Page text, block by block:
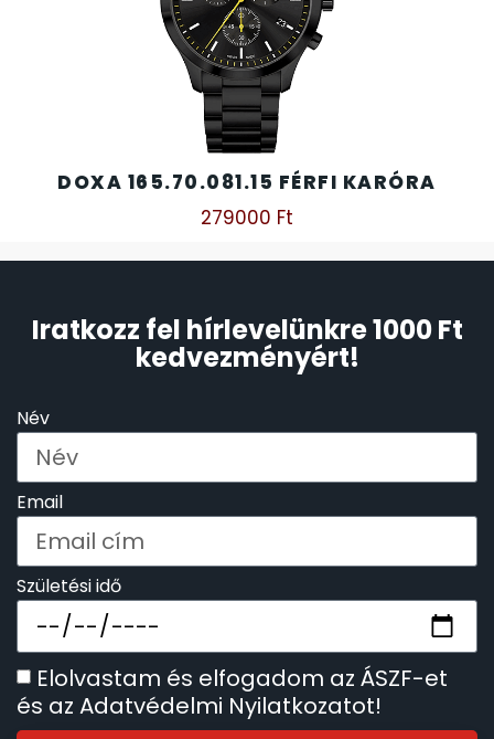
DOXA 165.70.081.15 FÉRFI KARÓRA
279000 Ft
Iratkozz fel hírlevelünkre 1000 Ft
kedvezményért!
Név
Email
Születési idő
Elolvastam és elfogadom az ÁSZF-et
és az Adatvédelmi Nyilatkozatot!